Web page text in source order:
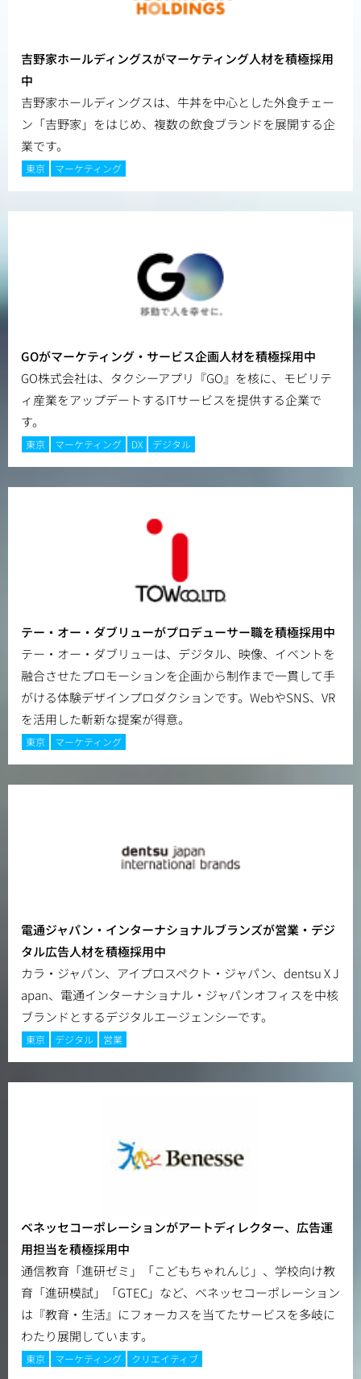
吉野家ホールディングスがマーケティング人材を積極採用
中
吉野家ホールディングスは、牛丼を中心とした外食チェー
ン「吉野家」をはじめ、複数の飲食ブランドを展開する企
業です。
東京 マーケティング
GOがマーケティング・サービス企画人材を積極採用中
GO株式会社は、タクシーアプリ『GO』を核に、モビリテ
ィ産業をアップデートするITサービスを提供する企業で
す。
東京 マーケティング DX デジタル
テー・オー・ダブリューがプロデューサー職を積極採用中
テー・オー・ダブリューは、デジタル、映像、イベントを
融合させたプロモーションを企画から制作まで一貫して手
がける体験デザインプロダクションです。WebやSNS、VR
を活用した斬新な提案が得意。
東京 マーケティング
電通ジャパン・インターナショナルブランズが営業・デジ
タル広告人材を積極採用中
カラ・ジャパン、アイプロスペクト・ジャパン、dentsu X J
apan、電通インターナショナル・ジャパンオフィスを中核
ブランドとするデジタルエージェンシーです。
東京 デジタル 営業
ベネッセコーポレーションがアートディレクター、広告運
用担当を積極採用中
通信教育「進研ゼミ」「こどもちゃれんじ」、学校向け教
育「進研模試」「GTEC」など、ベネッセコーポレーション
は『教育・生活』にフォーカスを当てたサービスを多岐に
わたり展開しています。
東京 マーケティング クリエイティブ